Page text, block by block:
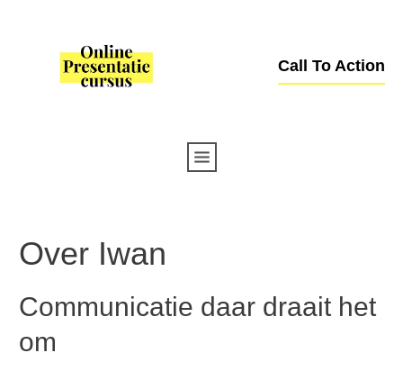
Call To Action
Over Iwan
Communicatie daar draait het
om